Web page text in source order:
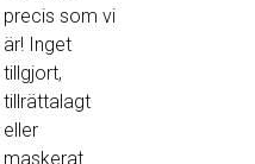
precis som vi
är! Inget
tillgjort,
tillrättalagt
eller
maskerat